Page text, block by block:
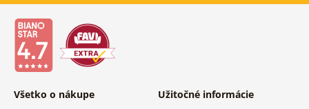
Všetko o nákupe Užitočné informácie